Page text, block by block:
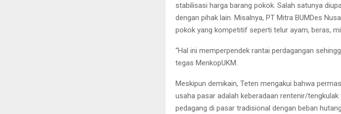
stabilisasi harga barang pokok. Salah satunya
dengan pihak lain. Misalnya, PT Mitra BUMDes
pokok yang kompetitif seperti telur ayam, beras,
“Hal ini memperpendek rantai perdagangan
tegas MenkopUKM.
Meskipun demikain, Teten mengakui bahwa
usaha pasar adalah keberadaan rentenir/
pedagang di pasar tradisional dengan beban